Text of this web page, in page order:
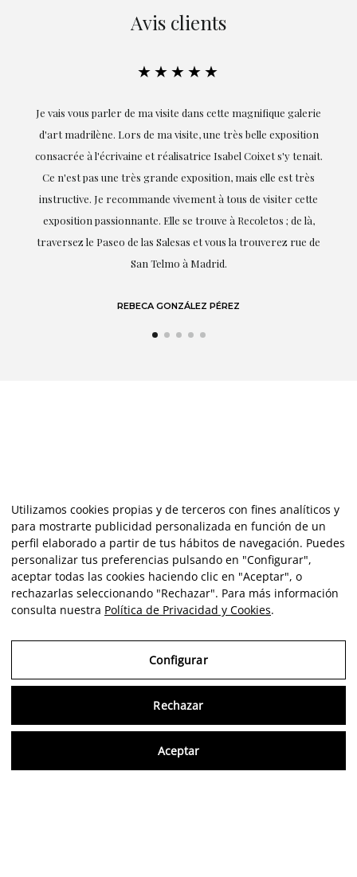
Avis clients
★★★★★
Exceptionnelle. Maria m'a accompagnée à chaque étape de la
réalisation de ce travail et, dès le début, elle a compris mes
goûts et mes besoins ; sa proximité, son empathie et son
professionnalisme ont été présents à chaque instant,
soulignant (bien sûr) son amour et sa connaissance de ce
dont elle parle : l'art.
LAURA GUTIÉRREZ
Utilizamos cookies propias y de terceros con fines analíticos y
para mostrarte publicidad personalizada en función de un
perfil elaborado a partir de tus hábitos de navegación. Puedes
personalizar tus preferencias pulsando en "Configurar",
aceptar todas las cookies haciendo clic en "Aceptar", o
rechazarlas seleccionando "Rechazar". Para más información
consulta nuestra Política de Privacidad y Cookies.
Configurar
Rechazar
Aceptar